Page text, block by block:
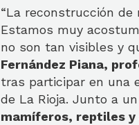
“La reconstrucción
Estamos muy
no son tan visibles y
Fernández Piana,
tras participar en una
de La Rioja. Junto a
mamíferos, reptiles y